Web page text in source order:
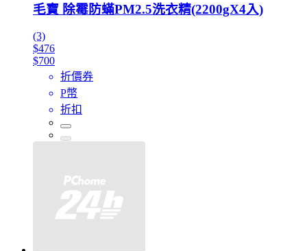
毛寶 除霉防蟎PM2.5洗衣精(2200gX4入)
(3)
$476
$700
折價券
P幣
折扣